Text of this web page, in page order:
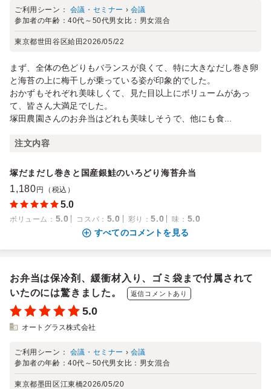
ご利用シーン： 会議・セミナー › 会議
参加者の年齢：40代～50代男女比： 男女混合
東京都世田谷区給田2026/05/22
まず、全体の色どりもバランスが良くて、特に大きなだし巻き卵
と海苔の上に梅干しが乗っている姿が印象的でした。
おかずもそれぞれ美味しくて、見た目以上にボリュームがあっ
て、皆さん大満足でした。
塚田農園さんのお弁当はどれも美味しそうで、他にも食...
注文内容
塚だまだし巻きと国産銀鮭のいろどり海苔弁当
1,180 円（税込）
5.0
ボリューム ： 5.0 コスパ ： 5.0 彩り ：5.0 味 ： 5.0
すべてのコメントを見る
お弁当は保冷剤、緩衝材入り、ゴミ袋まで付属されて
いたのには驚きました。
返信コメントあり
5.0
オートグラス株式会社
ご利用シーン： 会議・セミナー › 会議
参加者の年齢：40代～50代男女比： 男女混合
東京都墨田区江東橋2026/05/20